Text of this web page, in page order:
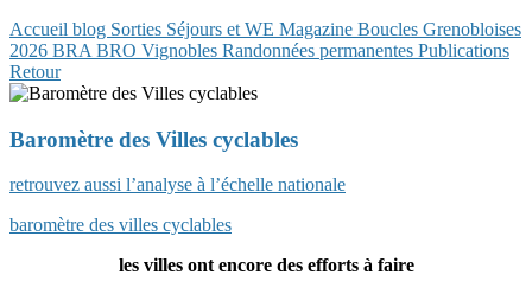
Accueil blog Sorties Séjours et WE Magazine Boucles Grenobloises
2026 BRA BRO Vignobles Randonnées permanentes Publications
Retour
Baromètre des Villes cyclables
retrouvez aussi l’analyse à l’échelle nationale
baromètre des villes cyclables
les villes ont encore des efforts à faire